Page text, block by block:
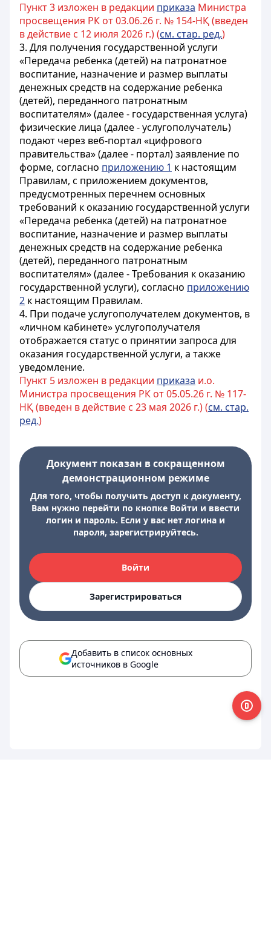
Пункт 3 изложен в редакции приказа Министра
просвещения РК от 03.06.26 г. № 154-НҚ (введен
в действие с 12 июля 2026 г.) (см. стар. ред.)
3. Для получения государственной услуги
«Передача ребенка (детей) на патронатное
воспитание, назначение и размер выплаты
денежных средств на содержание ребенка
(детей), переданного патронатным
воспитателям» (далее - государственная услуга)
физические лица (далее - услугополучатель)
подают через веб-портал «цифрового
правительства» (далее - портал) заявление по
форме, согласно приложению 1 к настоящим
Правилам, с приложением документов,
предусмотренных перечнем основных
требований к оказанию государственной услуги
«Передача ребенка (детей) на патронатное
воспитание, назначение и размер выплаты
денежных средств на содержание ребенка
(детей), переданного патронатным
воспитателям» (далее - Требования к оказанию
государственной услуги), согласно приложению
2 к настоящим Правилам.
4. При подаче услугополучателем документов, в
«личном кабинете» услугополучателя
отображается статус о принятии запроса для
оказания государственной услуги, а также
уведомление.
Пункт 5 изложен в редакции приказа и.о.
Министра просвещения РК от 05.05.26 г. № 117-
НҚ (введен в действие с 23 мая 2026 г.) (см. стар.
ред.)
Документ показан в сокращенном
демонстрационном режиме
Для того, чтобы получить доступ к документу,
Вам нужно перейти по кнопке Войти и ввести
логин и пароль. Если у вас нет логина и
пароля, зарегистрируйтесь.
Войти
Зарегистрироваться
Добавить в список основных
источников в Google